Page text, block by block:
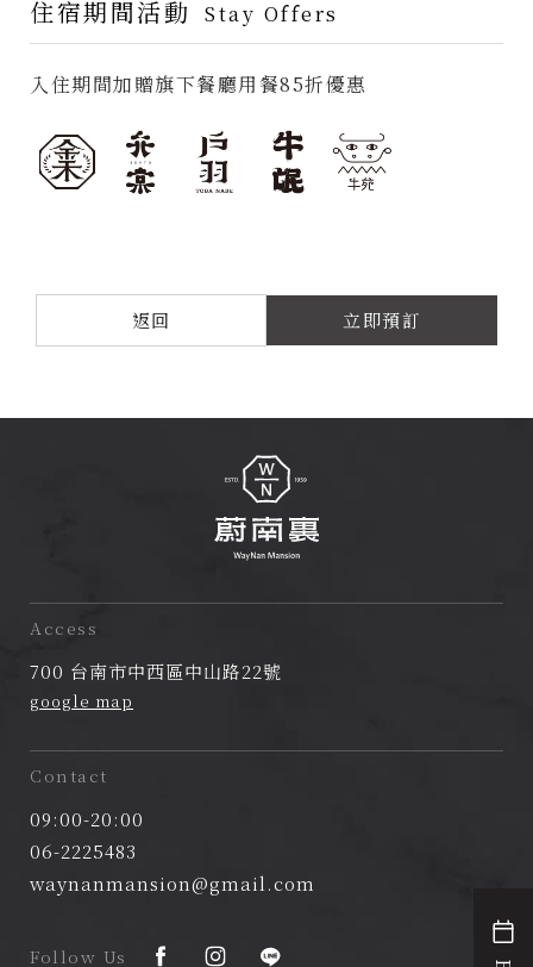
住宿期間活動 Stay Offers
入住期間加贈旗下餐廳用餐85折優惠
返回 立即預訂
南
民
Access
700 台南市中西區中山路22號
google map
Contact
09:00-20:00
06-2225483
waynanmansion@gmail.com
Follow Us